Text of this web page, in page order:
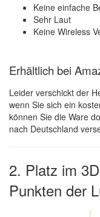
Keine einfache
Sehr Laut
Keine Wireless
Erhältlich bei
Leider verschickt der
wenn Sie sich ein
können Sie die Ware
nach Deutschland
2. Platz im
Punkten der